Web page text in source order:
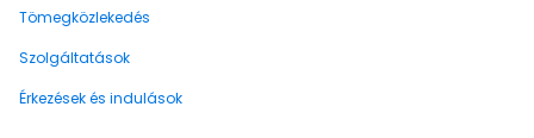
Tömegközlekedés
Szolgáltatások
Érkezések és indulások